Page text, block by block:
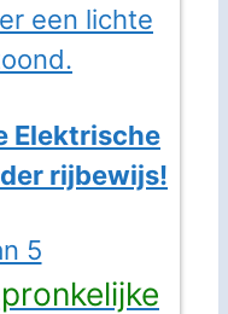
Elektrische
rijbewijs!
5